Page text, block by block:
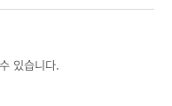
있습니다.